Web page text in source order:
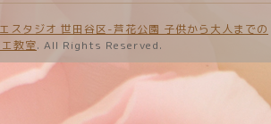
スタジオ 世田谷区-芦花公園 子供から大人までの
教室. All Rights Reserved.